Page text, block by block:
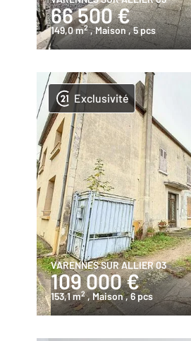
66 500 €
149,0 m2 , Maison, 5 pcs
Exclusivité
VARENNES SUR ALLIER 03
109 000 €
153,1 m2 , Maison, 6 pcs